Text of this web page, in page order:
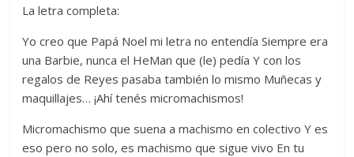
La letra completa:
Yo creo que Papá Noel mi letra no entendía Siempre era
una Barbie, nunca el HeMan que (le) pedía Y con los
regalos de Reyes pasaba también lo mismo Muñecas y
maquillajes… ¡Ahí tenés micromachismos!
Micromachismo que suena a machismo en colectivo Y es
eso pero no solo, es machismo que sigue vivo En tu